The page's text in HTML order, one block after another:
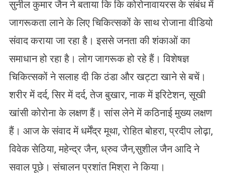
सुनील कुमार जैन ने बताया कि कि कोरोनावायरस के संबंध में
जागरूकता लाने के लिए चिकित्सकों के साथ रोजाना वीडियो
संवाद कराया जा रहा है। इससे जनता की शंकाओं का
समाधान हो रहा है। लोग जागरूक हो रहे हैं। विशेषज्ञ
चिकित्सकों ने सलाह दी कि ठंडा और खट्टा खाने से बचें।
शरीर में दर्द, सिर में दर्द, तेज बुखार, नाक में इरिटेशन, सूखी
खांसी कोरोना के लक्षण हैं। सांस लेने में कठिनाई मुख्य लक्षण
हैं। आज के संवाद में धर्मेंद्र मूथा, रोहित बोहरा, प्रदीप लोढ़ा,
विवेक सेठिया, महेन्द्र जैन, ध्रुव जैन,सुशील जैन आदि ने
सवाल पूछे। संचालन प्रशांत मिश्रा ने किया।